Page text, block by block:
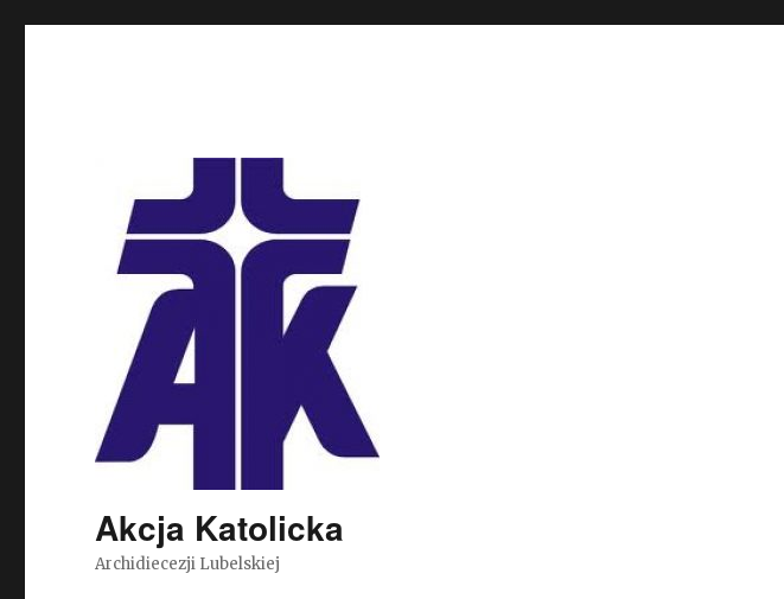
Akcja Katolicka
Archidiecezji Lubelskiej